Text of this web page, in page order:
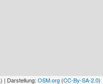
) | Darstellung: OSM.org (CC-By-SA-2.0)